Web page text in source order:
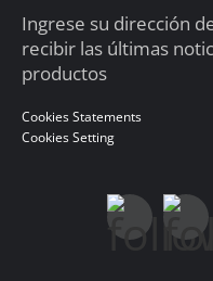
Ingrese su dirección
recibir las últimas
productos
Cookies Statements
Cookies Setting